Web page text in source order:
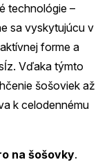
technológie –
sa vyskytujúcu v
forme a
Vďaka týmto
šošoviek až
k celodennému
na šošovky.